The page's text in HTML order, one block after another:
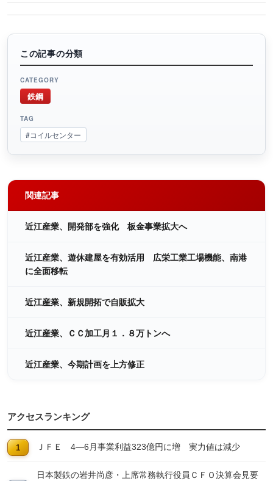
この記事の分類
CATEGORY
鉄鋼
TAG
#コイルセンター
関連記事
近江産業、開発部を強化 板金事業拡大へ
近江産業、遊休建屋を有効活用 広栄工業工場機能、南港
に全面移転
近江産業、新規開拓で自販拡大
近江産業、ＣＣ加工月１．８万トンへ
近江産業、今期計画を上方修正
アクセスランキング
ＪＦＥ 4―6月事業利益323億円に増 実力値は減少
日本製鉄の岩井尚彦・上席常務執行役員ＣＦＯ決算会見要